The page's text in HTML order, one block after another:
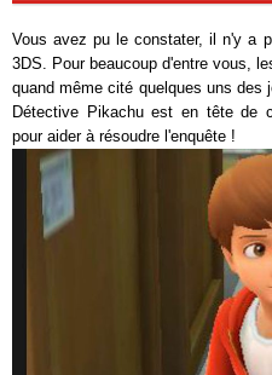
Vous avez pu le constater, il n'y a
3DS. Pour beaucoup d'entre vous,
quand même cité quelques uns des
Détective Pikachu est en tête de
pour aider à résoudre l'enquête !